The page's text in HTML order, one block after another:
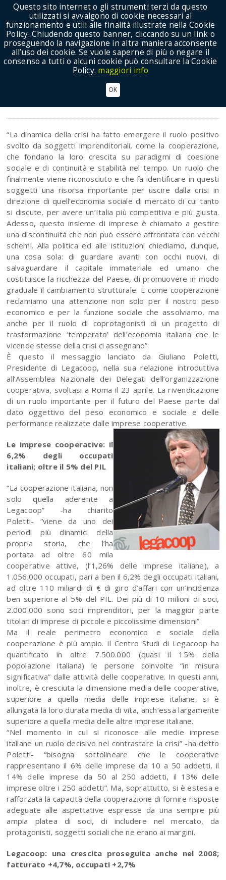
Show Menu
“La dinamica della crisi ha fatto emergere il ruolo positivo
svolto da soggetti imprenditoriali, come la cooperazione,
che fondano la loro crescita su paradigmi di coesione
sociale e di continuità e stabilità nel tempo. Un ruolo che
finalmente viene riconosciuto e che fa identificare in questi
soggetti una risorsa importante per uscire dalla crisi in
direzione di quell’economia sociale di mercato di cui tanto
si discute, per avere un’Italia più competitiva e più giusta.
Adesso, questo insieme di imprese è chiamato a gestire
una discontinuità che non può essere affrontata con vecchi
schemi. Alla politica ed alle istituzioni chiediamo, dunque,
una cosa sola: di guardare avanti con occhi nuovi, di
salvaguardare il capitale immateriale ed umano che
costituisce la ricchezza del Paese, di promuovere in modo
graduale il cambiamento strutturale. E come cooperazione
reclamiamo una attenzione non solo per il nostro peso
economico e per la funzione sociale che assolviamo, ma
anche per il ruolo di coprotagonisti di un progetto di
trasformazione ‘temperato’ dell’economia italiana che le
vicende stesse della crisi ci assegnano”.
È questo il messaggio lanciato da Giuliano Poletti,
Presidente di Legacoop, nella sua relazione introduttiva
all’Assemblea Nazionale dei Delegati dell’organizzazione
cooperativa, svoltasi a Roma il 23 aprile. La rivendicazione
di un ruolo importante per il futuro del Paese parte dal
dato oggettivo del peso economico e sociale e delle
performance realizzate dalle imprese cooperative.
Le imprese cooperative: il
6,2% degli occupati
italiani; oltre il 5% del PIL
“La cooperazione italiana, non
solo quella aderente a
Legacoop” -ha chiarito
Poletti- “viene da uno dei
periodi più dinamici della
propria storia, che l’ha
portata ad oltre 60 mila
cooperative attive, (l’1,26% delle imprese italiane), a
1.056.000 occupati, pari a ben il 6,2% degli occupati italiani,
ad oltre 110 miliardi di € di giro d’affari con un’incidenza
ben superiore al 5% del PIL. Dei più di 10 milioni di soci,
2.000.000 sono soci imprenditori, per la maggior parte
titolari di imprese di piccole e piccolissime dimensioni”.
Ma il reale perimetro economico e sociale della
cooperazione è più ampio. Il Centro Studi di Legacoop ha
quantificato in oltre 7.500.000 (quasi il 15% della
popolazione italiana) le persone coinvolte “in misura
significativa” dalle attività delle cooperative. In questi anni,
inoltre, è cresciuta la dimensione media delle cooperative,
superiore a quella media delle imprese italiane, si è
allungata la loro durata media di vita, anch’essa largamente
superiore a quella media delle altre imprese italiane.
“Nel momento in cui si riconosce alle medie imprese
italiane un ruolo decisivo nel contrastare la crisi” -ha detto
Poletti- “bisogna sottolineare che le cooperative
rappresentano il 6% delle imprese da 10 a 50 addetti, il
14% delle imprese da 50 al 250 addetti, il 13% delle
imprese oltre i 250 addetti”. Ma, soprattutto, si è estesa e
rafforzata la capacità della cooperazione di fornire risposte
adeguate alle aspettative espresse da una sempre più
ampia platea di soci, di includere nel mercato, da
protagonisti, soggetti sociali che ne erano ai margini.
Legacoop: una crescita proseguita anche nel 2008;
fatturato +4,7%, occupati +2,7%
Questo sito internet o gli strumenti terzi da questo
utilizzati si avvalgono di cookie necessari al
funzionamento e utili alle finalità illustrate nella Cookie
Policy. Chiudendo questo banner, cliccando su un link o
proseguendo la navigazione in altra maniera acconsente
all’uso dei cookie. Se vuole saperne di più o negare il
consenso a tutti o alcuni cookie può consultare la Cookie
Policy. maggiori info
OK